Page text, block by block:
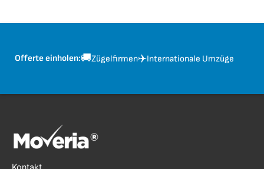
Offerte einholen:🚚Zügelfirmen✈️Internationale Umzüge
Kontakt